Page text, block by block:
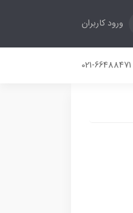
ورود کاربران